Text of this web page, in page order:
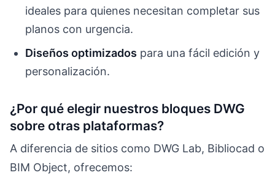
ideales para quienes necesitan completar sus
planos con urgencia.
Diseños optimizados para una fácil edición y
personalización.
¿Por qué elegir nuestros bloques DWG
sobre otras plataformas?
A diferencia de sitios como DWG Lab, Bibliocad o
BIM Object, ofrecemos: